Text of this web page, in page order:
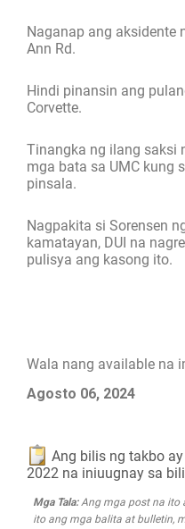
Naganap ang
Ann Rd.
Hindi pinansin ang
Corvette.
Tinangka ng ilang saksi
mga bata sa UMC kung
pinsala.
Nagpakita si Sorensen
kamatayan, DUI na
pulisya ang kasong ito.
Wala nang available na
Agosto 06, 2024
Ang bilis ng takbo
2022 na iniuugnay sa
Mga Tala:Ang mga post na ito
ito ang mga balita at bulletin,